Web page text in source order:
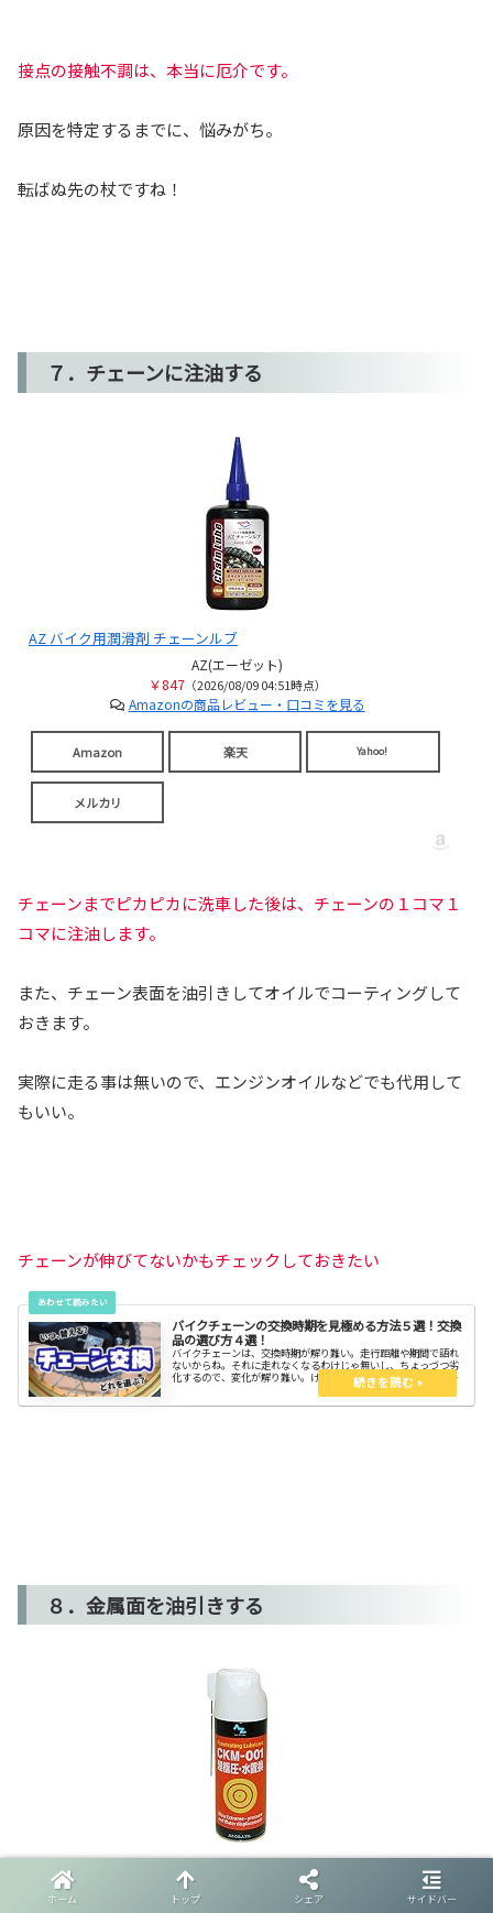
接点の接触不調は、本当に厄介です。
原因を特定するまでに、悩みがち。
転ばぬ先の杖ですね！
７．チェーンに注油する
AZ バイク用潤滑剤 チェーンルブ
AZ(エーゼット)
￥847（2026/08/09 04:51時点）
Amazonの商品レビュー・口コミを見る
Amazon 楽天 Yahoo!
メルカリ
チェーンまでピカピカに洗車した後は、チェーンの１コマ１
コマに注油します。
また、チェーン表面を油引きしてオイルでコーティングして
おきます。
実際に走る事は無いので、エンジンオイルなどでも代用して
もいい。
チェーンが伸びてないかもチェックしておきたい
バイクチェーンの交換時期を見極める方法５選！交換
品の選び方４選！
バイクチェーンは、交換時期が解り難い。走行距離や期間で語れ
ないからね。それに走れなくなるわけじゃ無いし、ちょっづつ劣
化するので、変化が解り難い。けれど交換するとバイクが見違え
るほどパリッとします。交換時期の見極める方法と交換品の選び
８．金属面を油引きする
AZ 多目的 多用途 浸透防錆潤滑オイルスプレー
AZ(エーゼット)
ホーム トップ シェア サイドバー